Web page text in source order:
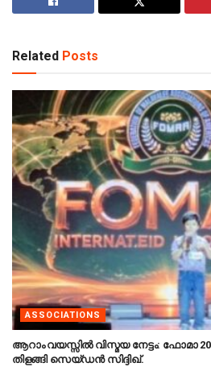
Related Posts
ASSOCIATIONS
ആറാം വയസ്സിൽ വിസ്മയ നേട്ടം:
തിളങ്ങി സെയ്ഡൻ സിദ്ദിഖ്.